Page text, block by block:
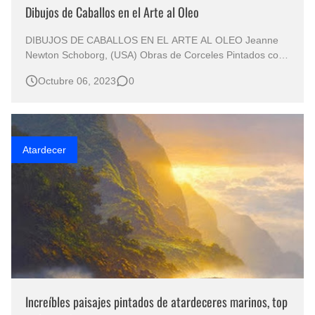
Dibujos de Caballos en el Arte al Oleo
DIBUJOS DE CABALLOS EN EL ARTE AL OLEO Jeanne
Newton Schoborg, (USA) Obras de Corceles Pintados con
Levantando las Patas La Nobleza del Caballo Plasmada en
con Caballos de Cue…
Octubre 06, 2023 0
Atardecer
Increíbles paisajes pintados de atardeceres marinos, top